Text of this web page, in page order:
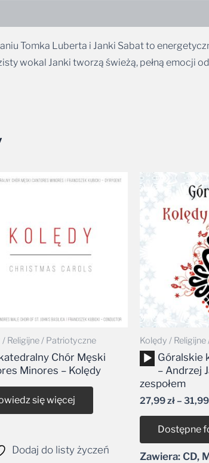
Tomka Luberta i Janki Sabat to
wokal Janki tworzą świeżą, pełną emocji
Religijne / Patriotyczne
Chór Męski
Minores – Kolędy
się więcej
Dodaj do listy życzeń
Kolędy /
Odtwarzacz
plików
dźwiękowych
Góralskie
– Andrzej
zespołem
27,99zł– 31,99
Dostępne
Zawiera: CD,